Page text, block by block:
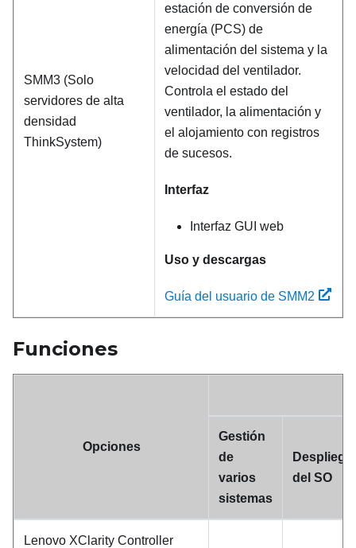
SMM3 (Solo
servidores de alta
densidad
ThinkSystem)
estación de conversión de
energía (PCS) de
alimentación del sistema y la
velocidad del ventilador.
Controla el estado del
ventilador, la alimentación y
el alojamiento con registros
de sucesos.
Interfaz
Interfaz GUI web
Uso y descargas
Guía del usuario de SMM2
Funciones
Opciones
Gestión
de
varios
sistemas
del SO
Lenovo XClarity Controller